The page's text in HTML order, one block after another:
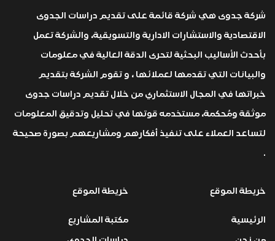
شركة جدوى هي شركة قائمة على تقديم دراسات الجدوى
الاقتصادية والاستشارات الادارية والتسويقية، والشركة تعمل
بأحدث الأساليب البحثية لتحرى الدقة العالية في معلومات
والبيانات التي تقدمها لعملائها ، و تقوم الشركة بتقديم
خبراتها في المجال الاستثماري من خلال تقديم دراسات جدوى
موثقة ومُحكمة، مستخدمه قوتها في تحليل وتدقيق المعلومات
لتساعد العملاء على تنفيذ أفكارهم ومشاريعهم بصورة صحيحة
.
خريطة الموقع
الرئيسية
خريطة الموقع
مكتبة المشاريع